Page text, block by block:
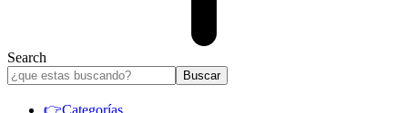
Search
👉Categorías